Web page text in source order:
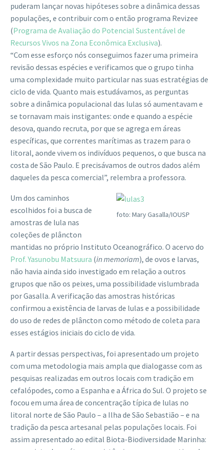
puderam lançar novas hipóteses sobre a dinâmica dessas
populações, e contribuir com o então programa Revizee
(Programa de Avaliação do Potencial Sustentável de
Recursos Vivos na Zona Econômica Exclusiva).
“Com esse esforço nós conseguimos fazer uma primeira
revisão dessas espécies e verificamos que o grupo tinha
uma complexidade muito particular nas suas estratégias de
ciclo de vida. Quanto mais estudávamos, as perguntas
sobre a dinâmica populacional das lulas só aumentavam e
se tornavam mais instigantes: onde e quando a espécie
desova, quando recruta, por que se agrega em áreas
específicas, que correntes marítimas as trazem para o
litoral, aonde vivem os indivíduos pequenos, o que busca na
costa de São Paulo. E precisávamos de outros dados além
daqueles da pesca comercial”, relembra a professora.
foto: Mary Gasalla/IOUSP
Um dos caminhos
escolhidos foi a busca de
amostras de lula nas
coleções de plâncton
mantidas no próprio Instituto Oceanográfico. O acervo do
Prof. Yasunobu Matsuura (in memoriam), de ovos e larvas,
não havia ainda sido investigado em relação a outros
grupos que não os peixes, uma possibilidade vislumbrada
por Gasalla. A verificação das amostras históricas
confirmou a existência de larvas de lulas e a possibilidade
do uso de redes de plâncton como método de coleta para
esses estágios iniciais do ciclo de vida.
A partir dessas perspectivas, foi apresentado um projeto
com uma metodologia mais ampla que dialogasse com as
pesquisas realizadas em outros locais com tradição em
cefalópodes, como a Espanha e a África do Sul. O projeto se
focou em uma área de concentração típica de lulas no
litoral norte de São Paulo – a Ilha de São Sebastião – e na
tradição da pesca artesanal pelas populações locais. Foi
assim apresentado ao edital Biota-Biodiversidade Marinha: